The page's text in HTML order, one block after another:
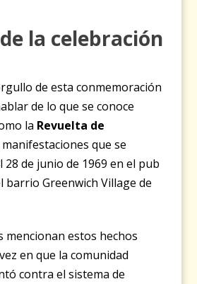
la celebración
de esta conmemoración
de lo que se conoce
la Revuelta de
que se
28 de junio de 1969 en el pub
barrio Greenwich Village de
mencionan estos hechos
en que la comunidad
contra el sistema de